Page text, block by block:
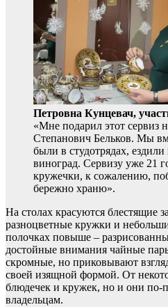
Петровна Кунцевач,
«Мне подарил этот сервиз
Степанович Бельков. Мы
были в студотрядах,
виноград. Сервизу уже 21
кружечки, к сожалению,
бережно храню».
На столах красуются блестящие
разноцветные кружки и
полочках повыше –
достойные внимания чайные
скромные, но приковывают
своей изящной формой. От
блюдечек и кружек, но и они по-
владельцам.